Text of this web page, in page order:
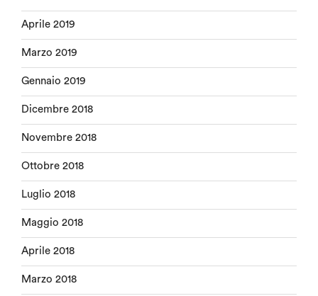
Aprile 2019
Marzo 2019
Gennaio 2019
Dicembre 2018
Novembre 2018
Ottobre 2018
Luglio 2018
Maggio 2018
Aprile 2018
Marzo 2018